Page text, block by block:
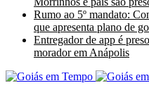
Rumo ao 5º mandato:
que apresenta plano de
Entregador de app é
morador em Anápolis